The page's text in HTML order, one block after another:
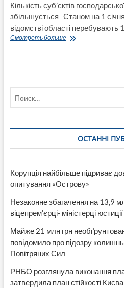
Кількість суб’єктів
збільшується Станом на 1
відомстві області перебувають
Смотреть большеКількість
ОСТАННІ
Корупція найбільше підриває
опитування «Острову»
Незаконне збагачення на 13,9
віцепрем’єрці- міністерці юстиції
Майже 21 млн грн
повідомило про підозру
Повітряних Сил
РНБО розглянула виконання
затвердила план стійкості Києва